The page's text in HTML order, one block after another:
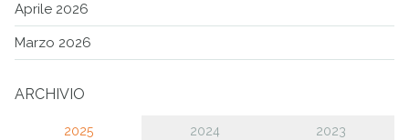
Aprile 2026
Marzo 2026
ARCHIVIO
2025 2024 2023